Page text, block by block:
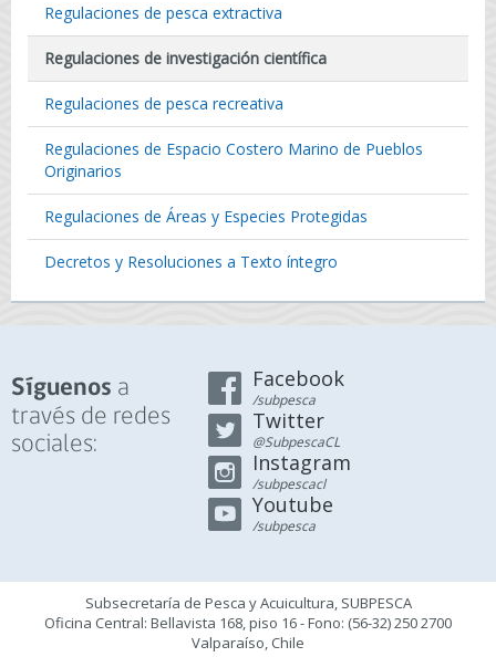
Regulaciones de pesca extractiva
Regulaciones de investigación científica
Regulaciones de pesca recreativa
Regulaciones de Espacio Costero Marino de Pueblos
Originarios
Regulaciones de Áreas y Especies Protegidas
Decretos y Resoluciones a Texto íntegro
Síguenos a
través de redes
sociales:
Facebook
/subpesca
Twitter
@SubpescaCL
Instagram
/subpescacl
Youtube
/subpesca
Subsecretaría de Pesca y Acuicultura, SUBPESCA
Oficina Central: Bellavista 168, piso 16 - Fono: (56-32) 250 2700
Valparaíso, Chile